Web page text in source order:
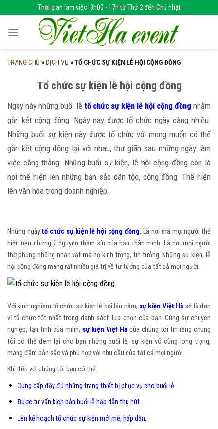
to
content
Thời gian làm việc: 8h00 - 17h từ Thứ 2 đến Chủ nhật
TRANG CHỦ » DỊCH VỤ »TỔ CHỨC SỰ KIỆN LỄ HỘI CỘNG ĐỒNG
Tổ chức sự kiện lễ hội cộng đồng
Ngày này những buổi lễ tổ chức sự kiện lễ hội cộng đồng nhằm
gắn kết cộng đồng. Ngày nay được tổ chức ngày càng nhiều.
Những buổi sự kiện này được tổ chức với mong muốn có thể
gắn kết cộng đồng lại với nhau, thư giãn sau những ngày làm
việc căng thẳng. Những buổi sự kiện, lễ hội cộng đồng còn là
nơi thể hiện lên những bản sắc dân tộc, cộng đồng. Thể hiện
lên văn hóa trong doanh nghiệp.
Những ngàytổ chức sự kiện lễ hội cộng đồng. Là nơi mà mọi người thể
hiện nên những ý nguyện thầm kín của bản thân mình. Là nơi mọi người
thờ phụng những nhân vật mà họ kính trọng, tin tưởng. Những sự kiện, lễ
hội cộng đồng mang rất nhiều giá trị về tư tưởng của tất cả mọi người.
Với kinh nghiệm tổ chức sự kiện lễ hội lâu năm, sự kiện Việt Hàsẽ là đơn
vị tổ chức tốt nhất trong danh sách lựa chọn của bạn. Cùng sự chuyên
nghiệp, tận tình của mình, sự kiện Việt Hà của chúng tôi tin rằng chúng
tôi có thể đem lại cho bạn những buổi lễ, sự kiện vô cùng long trọng,
mang đậm bản sắc và phù hợp với nhu cầu của tất cả mọi người.
Khi đến với chúng tôi bạn có thể:
Cung cấp đầy đủ những trang thiết bị phục vụ cho buổi lễ.
Được tư vấn kịch bản buổi lễ hấp dẫn thu hút.
Lên kế hoạch tổ chức sự kiện mới mẻ, hấp dẫn.